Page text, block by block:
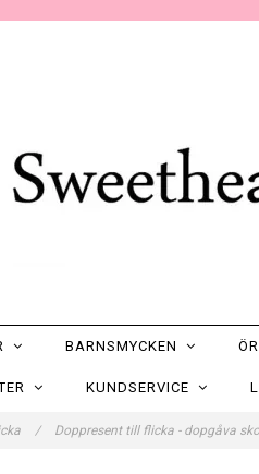
BARNSMYCKEN
KUNDSERVICE
/ Doppresent till flicka - dopgåva